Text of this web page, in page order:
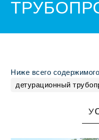
Ниже всего
детурационный